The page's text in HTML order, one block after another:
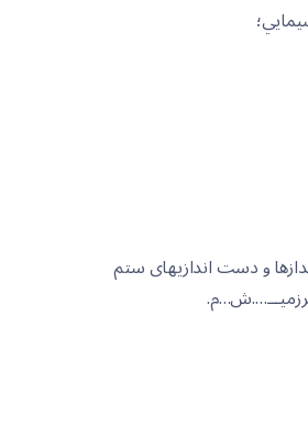
و دست اندازیهای ستم